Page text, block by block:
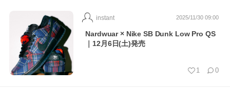
2025/11/30 09:00
instant
Nardwuar × Nike SB Dunk Low Pro QS
｜12月6日(土)発売
1 0